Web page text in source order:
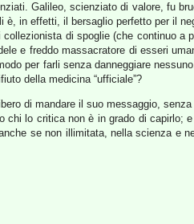
Galileo, scienziato di valore, fu
in effetti, il bersaglio perfetto per il
di spoglie (che continuo a
e freddo massacratore di esseri
per farli senza danneggiare
della medicina “ufficiale”?
di mandare il suo messaggio,
lo critica non è in grado di capirlo;
se non illimitata, nella scienza e